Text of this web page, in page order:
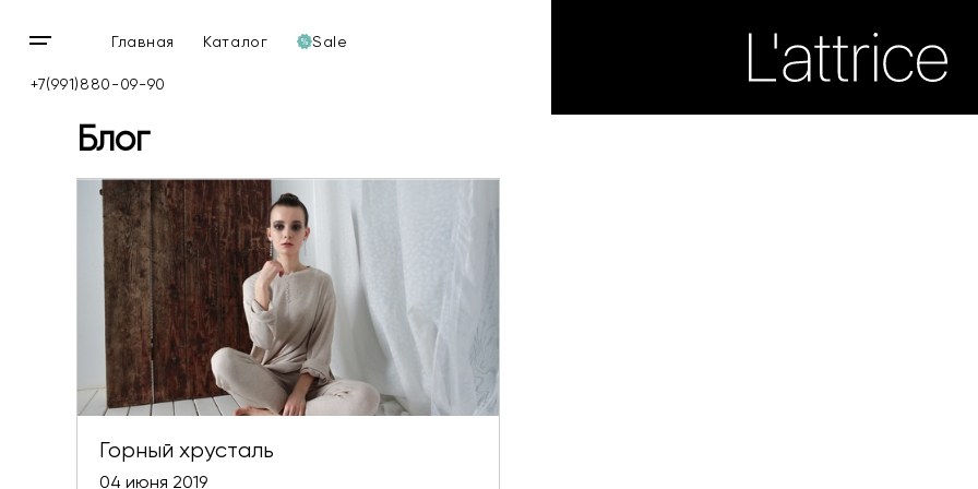
Открыть
меню
Главная Каталог Sale
+7(991)880-09-90
Блог
Горный хрусталь
04 июня 2019